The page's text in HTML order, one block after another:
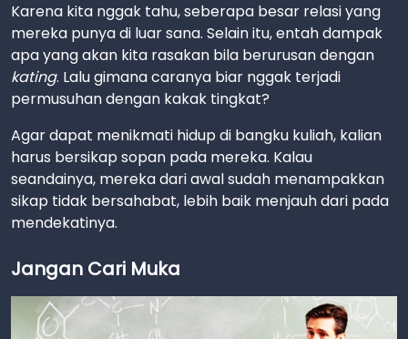
Karena kita nggak tahu, seberapa besar relasi yang
mereka punya di luar sana. Selain itu, entah dampak
apa yang akan kita rasakan bila berurusan dengan
kating. Lalu gimana caranya biar nggak terjadi
permusuhan dengan kakak tingkat?
Agar dapat menikmati hidup di bangku kuliah, kalian
harus bersikap sopan pada mereka. Kalau
seandainya, mereka dari awal sudah menampakkan
sikap tidak bersahabat, lebih baik menjauh dari pada
mendekatinya.
Jangan Cari Muka